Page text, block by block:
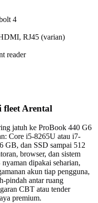
4
RJ45 (varian)
reader
fleet Arental
jatuh ke ProBook 440 G6
Core i5-8265U atau i7-
GB, dan SSD sampai 512
browser, dan sistem
dipakai seharian,
akun tiap pengguna,
pindah antar ruang
CBT atau tender
premium.